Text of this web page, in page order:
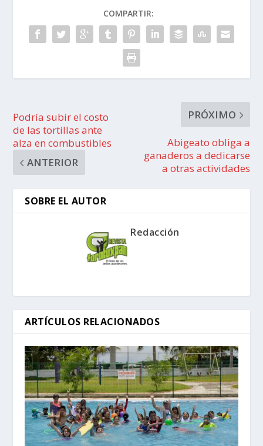
COMPARTIR:
Podría subir el costo
de las tortillas ante
alza en combustibles
ANTERIOR
PRÓXIMO
Abigeato obliga a
ganaderos a dedicarse
a otras actividades
SOBRE EL AUTOR
Redacción
ARTÍCULOS RELACIONADOS